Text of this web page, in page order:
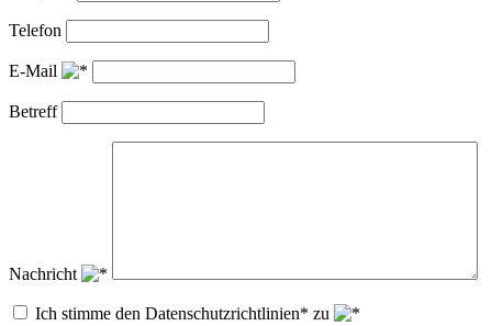
Telefon
E-Mail
Betreff
Nachricht
Ich stimme den Datenschutzrichtlinien* zu